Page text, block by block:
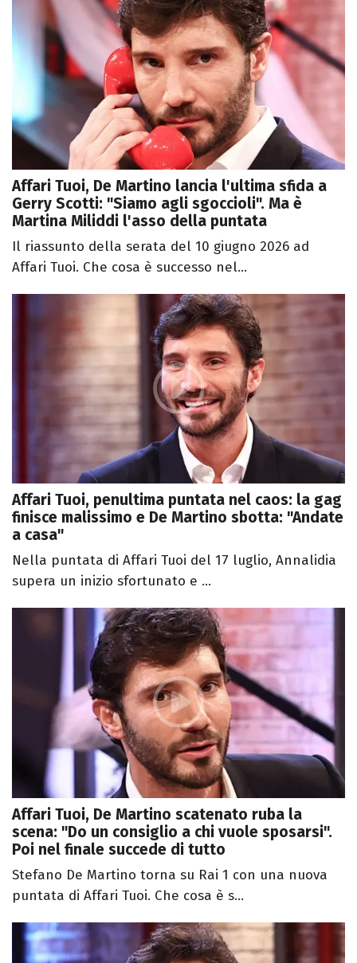
Affari Tuoi, De Martino lancia l'ultima sfida a
Gerry Scotti: "Siamo agli sgoccioli". Ma è
Martina Miliddi l'asso della puntata
Il riassunto della serata del 10 giugno 2026 ad
Affari Tuoi. Che cosa è successo nel...
Affari Tuoi, penultima puntata nel caos: la gag
finisce malissimo e De Martino sbotta: "Andate
a casa"
Nella puntata di Affari Tuoi del 17 luglio, Annalidia
supera un inizio sfortunato e ...
Affari Tuoi, De Martino scatenato ruba la
scena: "Do un consiglio a chi vuole sposarsi".
Poi nel finale succede di tutto
Stefano De Martino torna su Rai 1 con una nuova
puntata di Affari Tuoi. Che cosa è s...